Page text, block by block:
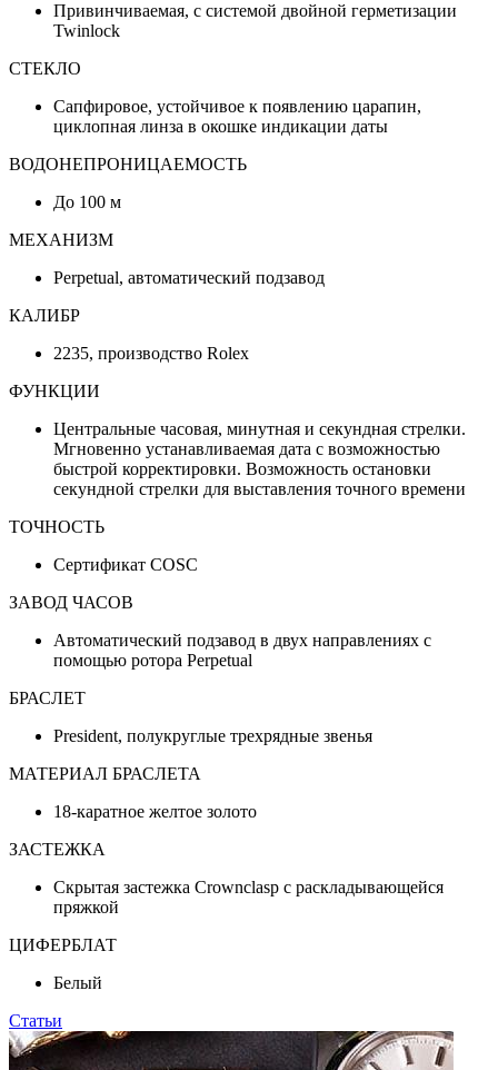
Привинчиваемая, с системой двойной герметизации
Twinlock
СТЕКЛО
Сапфировое, устойчивое к появлению царапин,
циклопная линза в окошке индикации даты
ВОДОНЕПРОНИЦАЕМОСТЬ
До 100 м
МЕХАНИЗМ
Perpetual, автоматический подзавод
КАЛИБР
2235, производство Rolex
ФУНКЦИИ
Центральные часовая, минутная и секундная стрелки.
Мгновенно устанавливаемая дата с возможностью
быстрой корректировки. Возможность остановки
секундной стрелки для выставления точного времени
ТОЧНОСТЬ
Сертификат COSC
ЗАВОД ЧАСОВ
Автоматический подзавод в двух направлениях с
помощью ротора Perpetual
БРАСЛЕТ
President, полукруглые трехрядные звенья
МАТЕРИАЛ БРАСЛЕТА
18-каратное желтое золото
ЗАСТЕЖКА
Скрытая застежка Crownclasp с раскладывающейся
пряжкой
ЦИФЕРБЛАТ
Белый
Статьи